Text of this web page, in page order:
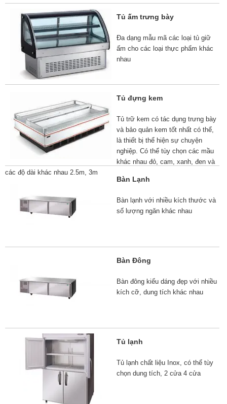
Tủ ấm trưng bày
Đa dạng mẫu mã các loại tủ giữ
ấm cho các loại thực phẩm khác
nhau
Tủ đựng kem
Tủ trữ kem có tác dụng trưng bày
và bảo quản kem tốt nhất có thể,
là thiết bị thể hiện sự chuyện
nghiệp. Có thể tùy chọn các mầu
khác nhau đỏ, cam, xanh, đen và
các độ dài khác nhau 2.5m, 3m
Bàn Lạnh
Bàn lạnh với nhiều kích thước và
số lượng ngăn khác nhau
Bàn Đông
Bàn đông kiểu dáng đẹp với nhiều
kích cỡ, dung tích khác nhau
Tủ lạnh
Tủ lạnh chất liệu Inox, có thể tùy
chọn dung tích, 2 cửa 4 cửa